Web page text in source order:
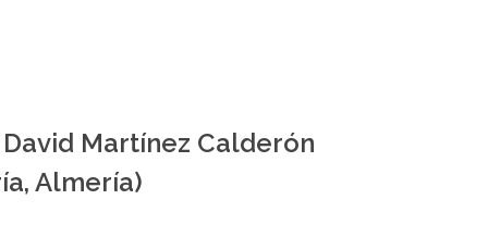
Martínez Calderón
Almería)